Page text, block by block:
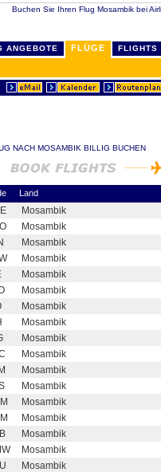
Buchen Sie Ihren Flug Mosambik bei
ANGEBOTE FLÜGE FLIGHTS
NACH MOSAMBIK BILLIG BUCHEN
Land
Mosambik
Mosambik
Mosambik
Mosambik
Mosambik
Mosambik
Mosambik
Mosambik
Mosambik
Mosambik
Mosambik
Mosambik
Mosambik
Mosambik
Mosambik
Mosambik
Mosambik